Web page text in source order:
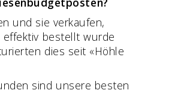
und sie verkaufen,
effektiv bestellt wurde
dies seit «Höhle
sind unsere besten